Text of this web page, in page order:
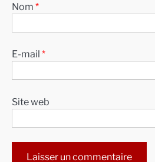
Nom *
E-mail *
Site web